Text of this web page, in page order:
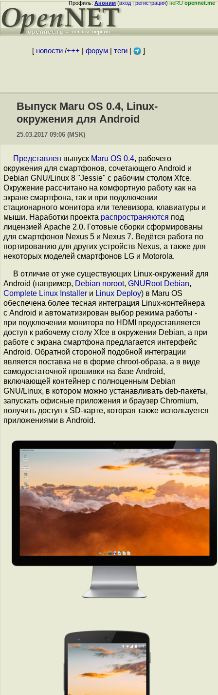
Профиль:Аноним(вход|регистрация)неRUopennet.me
[ новости/+++ форум| теги| ]
Выпуск Maru OS 0.4, Linux-
окружения для Android
25.03.2017 09:06 (MSK)
Представлен выпуск Maru OS 0.4, рабочего
окружения для смартфонов, сочетающего Android и
Debian GNU/Linux 8 "Jessie" с рабочим столом Xfce.
Окружение рассчитано на комфортную работу как на
экране смартфона, так и при подключении
стационарного монитора или телевизора, клавиатуры и
мыши. Наработки проекта распространяются под
лицензией Apache 2.0. Готовые сборки сформированы
для смартфонов Nexus 5 и Nexus 7. Ведётся работа по
портированию для других устройств Nexus, а также для
некоторых моделей смартфонов LG и Motorola.
В отличие от уже существующих Linux-окружений для
Android (например, Debian noroot, GNURoot Debian,
Complete Linux Installer и Linux Deploy) в Maru OS
обеспечена более тесная интеграция Linux-контейнера
с Android и автоматизирован выбор режима работы -
при подключении монитора по HDMI предоставляется
доступ к рабочему столу Xfce в окружении Debian, а при
работе с экрана смартфона предлагается интерфейс
Android. Обратной стороной подобной интеграции
является поставка не в форме chroot-образа, а в виде
самодостаточной прошивки на базе Android,
включающей контейнер с полноценным Debian
GNU/Linux, в котором можно устанавливать deb-пакеты,
запускать офисные приложения и браузер Chromium,
получить доступ к SD-карте, которая также используется
приложениями в Android.